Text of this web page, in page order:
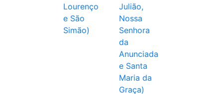
Lourenço
e São
Simão)
Julião,
Nossa
Senhora
da
Anunciada
e Santa
Maria da
Graça)